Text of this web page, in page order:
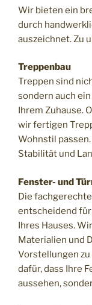
Wir bieten ein
durch
auszeichnet. Zu
Treppenbau
Treppen sind
sondern auch
Ihrem Zuhause.
wir fertigen
Wohnstil
Stabilität und
Fenster- und
Die
entscheidend
Ihres Hauses.
Materialien und
Vorstellungen
dafür, dass Ihre
aussehen,